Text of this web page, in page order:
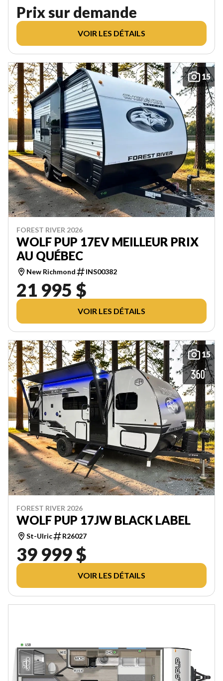
Prix sur demande
VOIR LES DÉTAILS
15
FOREST RIVER 2026
WOLF PUP 17EV MEILLEUR PRIX
AU QUÉBEC
New Richmond INS00382
21 995 $
VOIR LES DÉTAILS
15
FOREST RIVER 2026
WOLF PUP 17JW BLACK LABEL
St-Ulric R26027
39 999 $
VOIR LES DÉTAILS